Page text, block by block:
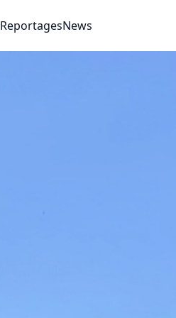
ReportagesNews